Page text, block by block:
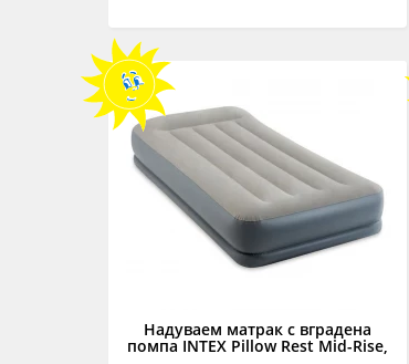
Надуваем матрак с вградена
помпа INTEX Pillow Rest Mid-Rise,